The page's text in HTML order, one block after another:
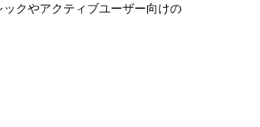
クやアクティブユーザー向けの